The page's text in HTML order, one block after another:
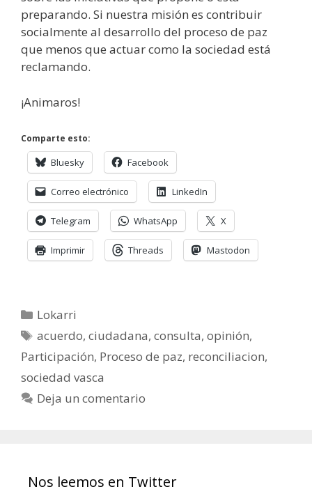
preparando. Si nuestra misión es contribuir
socialmente al desarrollo del proceso de paz
que menos que actuar como la sociedad está
reclamando.
¡Animaros!
Comparte esto:
Bluesky Facebook
Correo electrónico LinkedIn
Telegram WhatsApp X
Imprimir Threads Mastodon
Categorías
Lokarri
Etiquetas
acuerdo,ciudadana,consulta,opinión,
Participación, Proceso de paz, reconciliacion,
sociedad vasca
Deja un comentario
Nos leemos en Twitter